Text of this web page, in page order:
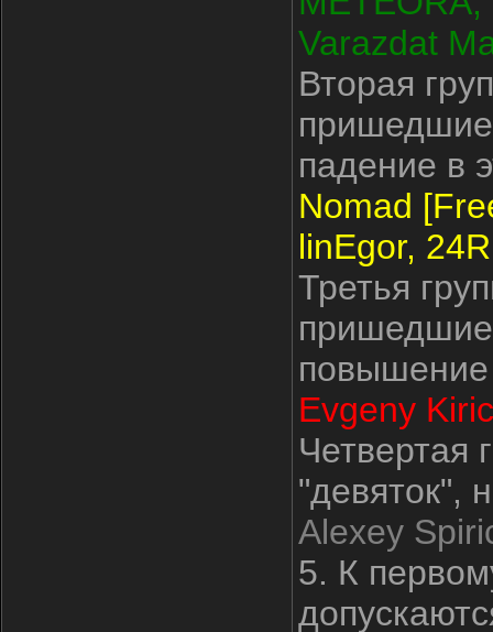
Varazdat
Вторая
падение в
Nomad
linEgor,
Третья
повышение
Evgeny
Четвертая
"девяток",
Alexey
5. К